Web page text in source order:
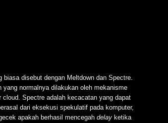
biasa disebut dengan Meltdown dan Spectre.
yang normalnya dilakukan oleh mekanisme
Spectre adalah kecacatan yang dapat
dari eksekusi spekulatif pada komputer,
apakah berhasil mencegah delay ketika